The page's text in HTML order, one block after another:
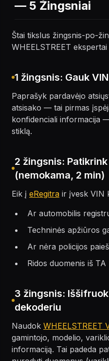
— 5 Žingsniai
Štai tikslus žingsnis-po-
WHEELSTREET
1 žingsnis: Gauk
Paprašyk pardavėjo
atsisako — tai pirmas
konfidenciali informacija
stiklą.
2 žingsnis:
(nemokama, 2 min)
Eik į eRegitra ir įvesk VIN
Ar automobilis
Techninės apžiūros
Ar nėra policijos
Ridos duomenis iš TA
3 žingsnis:
dekoderiu
Naudok WHEELSTREET
gamintojo, modelio,
informaciją. Tai padeda